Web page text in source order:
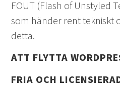
FOUT (Flash of Unstyled
som händer rent tekniskt
detta.
ATT FLYTTA
FRIA OCH